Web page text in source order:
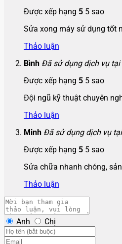
Được xếp hạng 5 5 sao
Sửa xong máy sử dụng tốt
Thảo luận
Bình Đã sử dụng dịch vụ
Được xếp hạng 5 5 sao
Đội ngũ kỹ thuật chuyên
Thảo luận
Minh Đã sử dụng dịch vụ
Được xếp hạng 5 5 sao
Sửa chữa nhanh chóng,
Thảo luận
Anh Chị